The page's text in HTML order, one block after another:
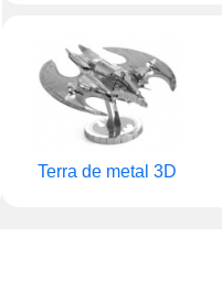
Terra de metal 3D